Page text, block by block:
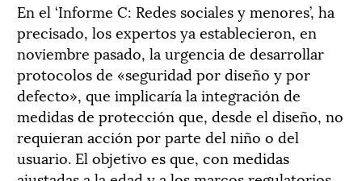
En el ‘Informe C: Redes sociales y menores’, ha
precisado, los expertos ya establecieron, en
noviembre pasado, la urgencia de desarrollar
protocolos de «seguridad por diseño y por
defecto», que implicaría la integración de
medidas de protección que, desde el diseño, no
requieran acción por parte del niño o del
usuario. El objetivo es que, con medidas